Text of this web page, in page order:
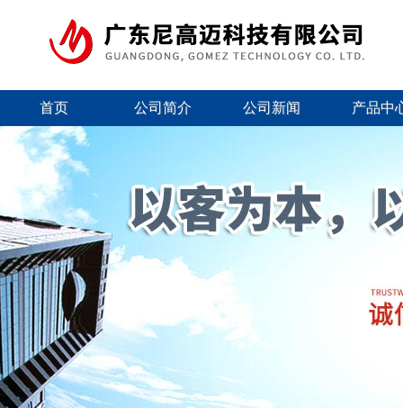
首页 公司简介 公司新闻 产品中